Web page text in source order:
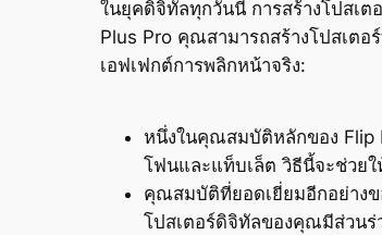
ในยุคดิจิทัลทุกวันนี้ การสร้างโปสเต
Plus Pro คุณสามารถสร้างโปสเตอ
เอฟเฟกต์การพลิกหน้าจริง:
หนึ่งในคุณสมบัติหลักของ Flip
โฟนและแท็บเล็ต วิธีนี้จะช่วย
คุณสมบัติที่ยอดเยี่ยมอีกอย่าง
โปสเตอร์ดิจิทัลของคุณมีส่วน